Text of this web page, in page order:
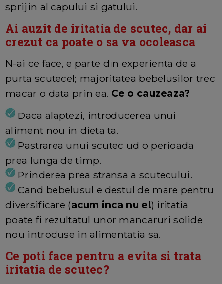
sprijin al capului si gatului.
Ai auzit de iritatia de scutec, dar ai
crezut ca poate o sa va ocoleasca
N-ai ce face, e parte din experienta de a
purta scutecel; majoritatea bebelusilor trec
macar o data prin ea. Ce o cauzeaza?
Daca alaptezi, introducerea unui
aliment nou in dieta ta.
Pastrarea unui scutec ud o perioada
prea lunga de timp.
Prinderea prea stransa a scutecului.
Cand bebelusul e destul de mare pentru
diversificare (acum inca nu e!) iritatia
poate fi rezultatul unor mancaruri solide
nou introduse in alimentatia sa.
Ce poti face pentru a evita si trata
iritatia de scutec?